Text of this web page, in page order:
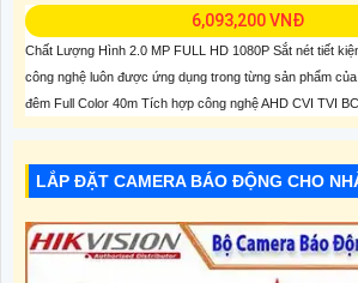
6,093,200 VNĐ
Chất Lượng Hình 2.0 MP FULL HD 1080P Sắt nét tiết
công nghệ luôn được ứng dụng trong từng sản phẩm
đêm Full Color 40m Tích hợp công nghệ AHD CVI TVI
LẮP ĐẶT CAMERA BÁO ĐỘNG CHO